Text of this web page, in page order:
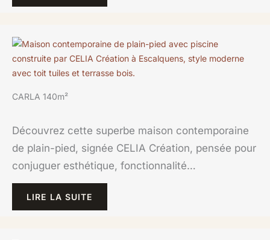
CARLA 140m²
Découvrez cette superbe maison contemporaine
de plain-pied, signée CELIA Création, pensée pour
conjuguer esthétique, fonctionnalité…
LIRE LA SUITE